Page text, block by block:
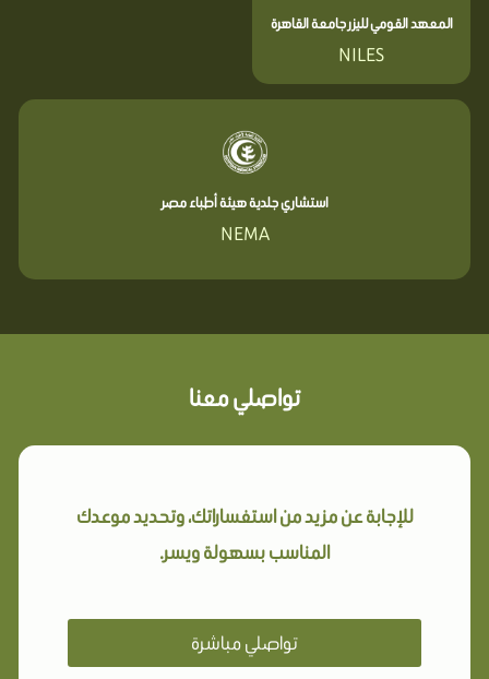
المعهد القومي لليزر جامعة القاهرة
NILES
استشاري جلدية هيئة أطباء مصر
NEMA
تواصلي معنا
للإجابة عن مزيد من استفساراتك، وتحديد موعدك
المناسب بسهولة ويسر.
تواصلي مباشرة